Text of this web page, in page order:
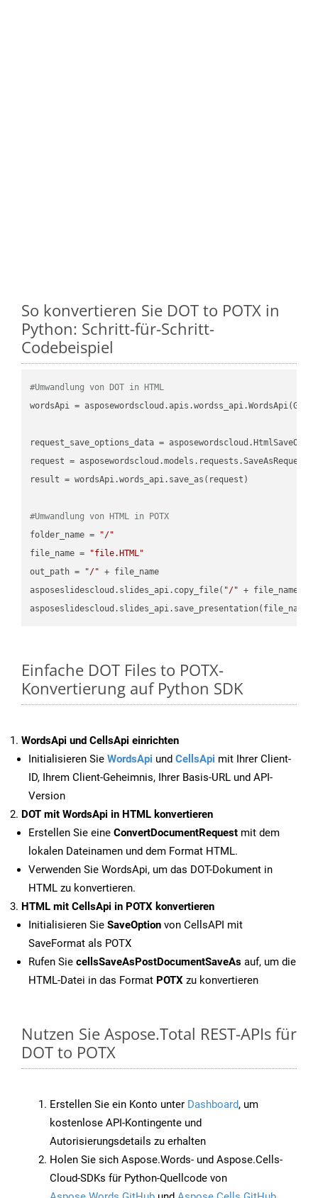
So konvertieren Sie DOT to POTX in
Python: Schritt-für-Schritt-
Codebeispiel
#Umwandlung von DOT in HTML
wordsApi =
request_save_options_data =
request =
result = wordsApi.words_api.save_as(request)
#Umwandlung von HTML in POTX
folder_name =
"/"
file_name =
"file.HTML"
out_path =
"/" + file_name
asposeslidescloud.slides_api.copy_file( "/" + file_name,
Einfache DOT Files to POTX-
Konvertierung auf Python SDK
WordsApi und CellsApi einrichten
Initialisieren Sie WordsApi und CellsApi mit Ihrer Client-
ID, Ihrem Client-Geheimnis, Ihrer Basis-URL und API-
Version
DOT mit WordsApi in HTML konvertieren
Erstellen Sie eine ConvertDocumentRequest mit dem
lokalen Dateinamen und dem Format HTML.
Verwenden Sie WordsApi, um das DOT-Dokument in
HTML zu konvertieren.
HTML mit CellsApi in POTX konvertieren
Initialisieren Sie SaveOption von CellsAPI mit
SaveFormat als POTX
Rufen Sie cellsSaveAsPostDocumentSaveAs auf, um die
HTML-Datei in das Format POTX zu konvertieren
Nutzen Sie Aspose.Total REST-APIs für
DOT to POTX
Erstellen Sie ein Konto unter Dashboard, um
kostenlose API-Kontingente und
Autorisierungsdetails zu erhalten
Holen Sie sich Aspose.Words- und Aspose.Cells-
Cloud-SDKs für Python-Quellcode von